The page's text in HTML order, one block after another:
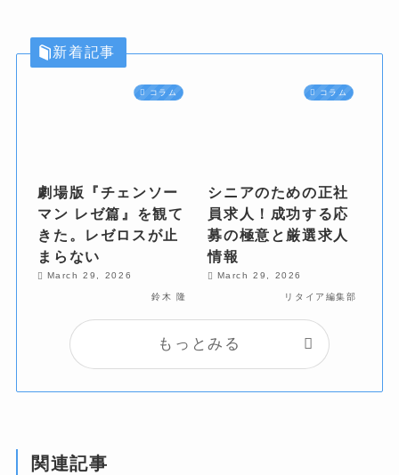
新着記事
コラム
劇場版『チェンソー
マン レゼ篇』を観て
きた。レゼロスが止
まらない
March 29, 2026
鈴木 隆
コラム
シニアのための正社
員求人！成功する応
募の極意と厳選求人
情報
March 29, 2026
リタイア編集部
もっとみる
関連記事